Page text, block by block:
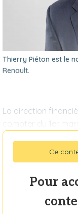
Thierry Piéton est le
Renault.
La direction
compter du 1er
Ce
Pour